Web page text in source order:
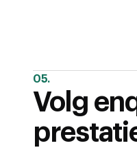
05.
Volg